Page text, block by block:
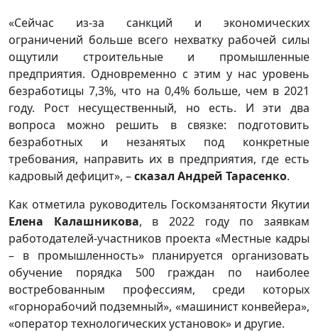
«Сейчас из-за санкций и экономических
ограничений больше всего нехватку рабочей силы
ощутили строительные и промышленные
предприятия. Одновременно с этим у нас уровень
безработицы 7,3%, что на 0,4% больше, чем в 2021
году. Рост несущественный, но есть. И эти два
вопроса можно решить в связке: подготовить
безработных и незанятых под конкретные
требования, направить их в предприятия, где есть
кадровый дефицит», –сказал Андрей Тарасенко.
Как отметила руководитель Госкомзанятости Якутии
Елена Калашникова, в 2022 году по заявкам
работодателей-участников проекта «Местные кадры
– в промышленность» планируется организовать
обучение порядка 500 граждан по наиболее
востребованным профессиям, среди которых
«горнорабочий подземный», «машинист конвейера»,
«оператор технологических установок» и другие.